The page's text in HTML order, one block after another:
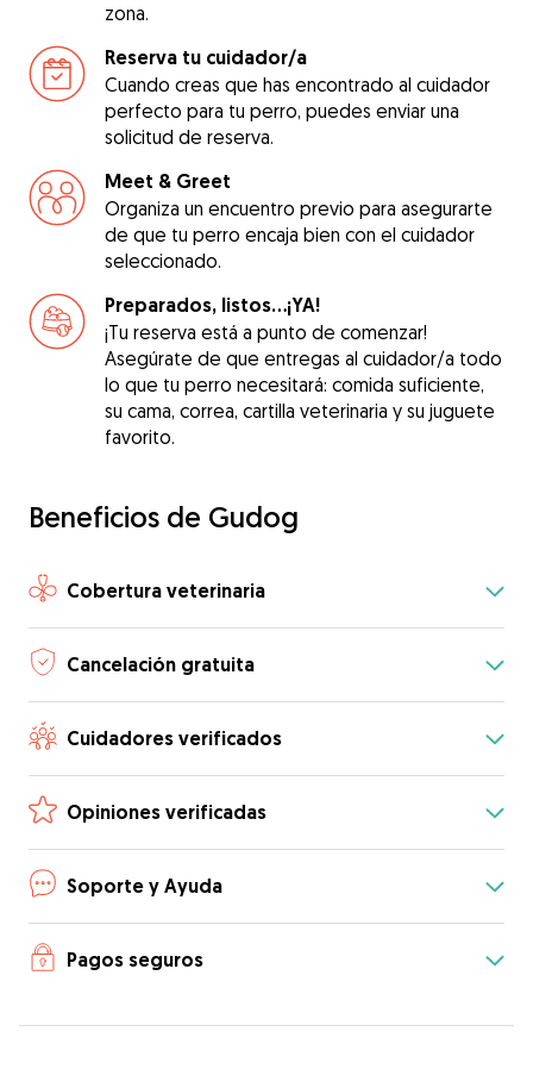
zona.
Reserva tu cuidador/a
Cuando creas que has encontrado al cuidador
perfecto para tu perro, puedes enviar una
solicitud de reserva.
Meet & Greet
Organiza un encuentro previo para asegurarte
de que tu perro encaja bien con el cuidador
seleccionado.
Preparados, listos...¡YA!
¡Tu reserva está a punto de comenzar!
Asegúrate de que entregas al cuidador/a todo
lo que tu perro necesitará: comida suficiente,
su cama, correa, cartilla veterinaria y su juguete
favorito.
Beneficios de Gudog
Cobertura veterinaria
Cancelación gratuita
Cuidadores verificados
Opiniones verificadas
Soporte y Ayuda
Pagos seguros